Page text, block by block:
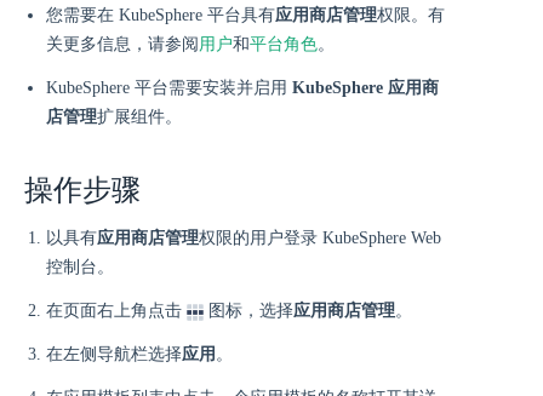
您需要在 KubeSphere 平台具有应用商店管理权限。有
关更多信息，请参阅 用户和平台角色。
KubeSphere 平台需要安装并启用 KubeSphere 应用商
店管理扩展组件。
操作步骤
以具有应用商店管理权限的用户登录 KubeSphere Web
控制台。
在页面右上角点击 图标，选择应用商店管理。
在左侧导航栏选择应用 。